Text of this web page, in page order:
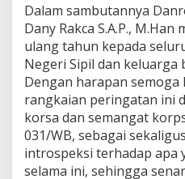
Dalam sambutannya
Dany Rakca S.A.P.,
ulang tahun kepada
Negeri Sipil dan keluarga
Dengan harapan semoga
rangkaian peringatan ini
korsa dan semangat
031/WB, sebagai
introspeksi terhadap apa
selama ini, sehingga